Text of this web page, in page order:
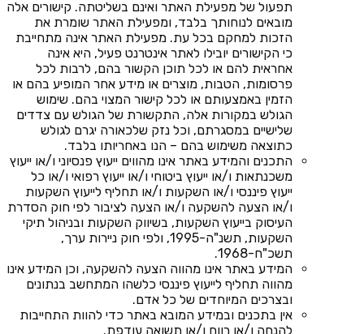
תפעול של מפעילת האתר ואינם בשליטתה. קישורים אלה
מובאים לנוחותך בלבד, ומפעילת האתר שומרת את
הזכות למחקם בכל עת. מפעילת האתר אינה מתחייבת
כי הקישורים יובילו לאתר אינטרנט פעיל, היא אינה
אחראית להם או לכל תוכן הקשור בהם, לרבות לכל
פרסומות, הטבות, מוצרים או מידע אחר המופיע בהם או
הזמין באמצעותם או לכל קישור המצוי בהם. שימוש
הגולש במקורות אלה, התקשורת של הגולש עם צדדים
שלישיים במסגרתם, וכל נזק שלכאורה יגרם לגולש
כתוצאה משימוש בהם – הנו באחריותו בלבד.
התכנים והמידע באתר אינו מהווים ייעוץ פנסיוני ו/או ייעוץ
משכנתאות ו/או ייעוץ ביטוחי ו/או ייעוץ רפואי ו/או כל
ייעוץ פיננסי ו/או השקעות ו/או תחליף לייעוץ השקעות
ו/או הצעה להשקעה ו/או הצעה לציבור לפי חוק הסדרת
העיסוק בייעוץ השקעות, בשיווק השקעות ובניהול תיקי
השקעות, תשנ"ה-1995, ולפי חוק ניירות ערך,
תשכ"ח-1968.
המידע באתר אינו מהווה הצעה להשקעה, וכן המידע אינו
מהווה תחליף לייעוץ פיננסי כלשהו המתחשב בנתונים
ובצרכים המיוחדים של כל אדם.
אין בתכנים ובמידע המובא באתר כדי להוות התחייבות
להנחה ו/או רווח ו/או תשואה עודפת.